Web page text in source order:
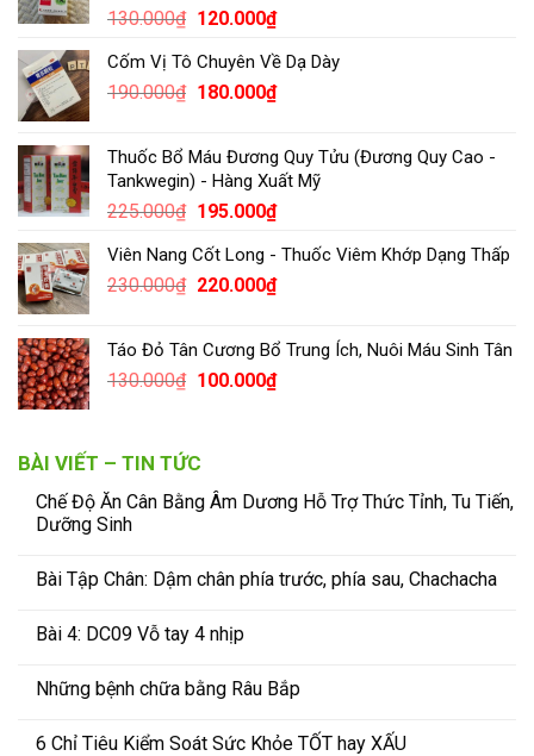
130.000₫ 120.000₫
Cốm Vị Tô Chuyên Về Dạ Dày
190.000₫ 180.000₫
Thuốc Bổ Máu Đương Quy Tửu (Đương Quy Cao -
Tankwegin) - Hàng Xuất Mỹ
225.000₫ 195.000₫
Viên Nang Cốt Long - Thuốc Viêm Khớp Dạng Thấp
230.000₫ 220.000₫
Táo Đỏ Tân Cương Bổ Trung Ích, Nuôi Máu Sinh Tân
130.000₫ 100.000₫
BÀI VIẾT – TIN TỨC
Chế Độ Ăn Cân Bằng Âm Dương Hỗ Trợ Thức Tỉnh, Tu Tiến,
Dưỡng Sinh
Bài Tập Chân: Dậm chân phía trước, phía sau, Chachacha
Bài 4: DC09 Vỗ tay 4 nhịp
Những bệnh chữa bằng Râu Bắp
6 Chỉ Tiêu Kiểm Soát Sức Khỏe TỐT hay XẤU